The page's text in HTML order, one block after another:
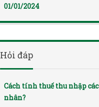
01/01/2024
Hỏi đáp
Cách tính thuế thu nhập các
nhân?